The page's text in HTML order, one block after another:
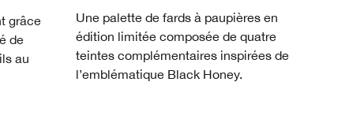
grâce
de
au
Une palette de fards à paupières en
édition limitée composée de quatre
teintes complémentaires inspirées de
l’emblématique Black Honey.